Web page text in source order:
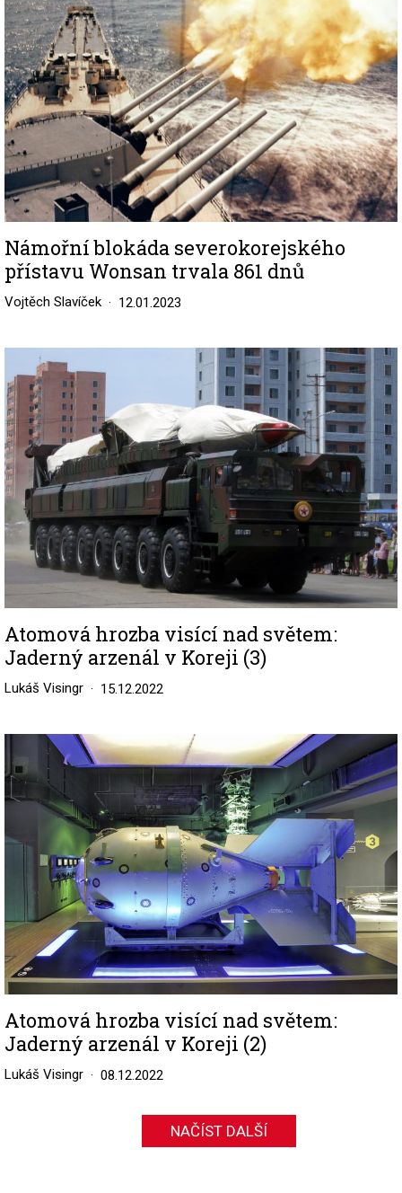
Námořní blokáda severokorejského
přístavu Wonsan trvala 861 dnů
Vojtěch Slavíček 12.01.2023
Image
Atomová hrozba visící nad světem:
Jaderný arzenál v Koreji (3)
Lukáš Visingr 15.12.2022
Atomová hrozba visící nad světem:
Jaderný arzenál v Koreji (2)
Lukáš Visingr 08.12.2022
NAČÍST DALŠÍ